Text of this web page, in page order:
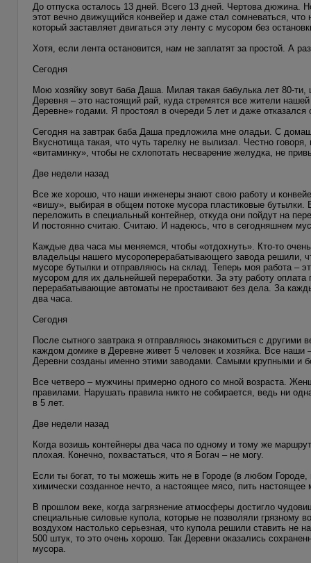
До отпуска осталось 13 дней. Всего 13 дней. Чертова дюжина.
этот вечно движущийся конвейер и даже стал сомневаться,
который заставляет двигаться эту ленту с мусором без
Хотя, если лента остановится, нам не заплатят за простой. А
Сегодня
Мою хозяйку зовут баба Даша. Милая такая бабулька лет 80-
Деревня – это настоящий рай, куда стремятся все жители
Деревне» годами. Я простоял в очереди 5 лет и даже отказался
Сегодня на завтрак баба Даша предложила мне оладьи. С
Вкуснотища такая, что чуть тарелку не вылизал. Честно
«витаминку», чтобы не схлопотать несварение желудка, не
Две недели назад
Все же хорошо, что наши инженеры знают свою работу и
«вишу», выбирая в общем потоке мусора пластиковые
переложить в специальный контейнер, откуда они пойдут на
И постоянно считаю. Считаю. И надеюсь, что в сегодняшнем
Каждые два часа мы меняемся, чтобы «отдохнуть». Кто-то
владельцы нашего мусороперерабатывающего завода решили,
мусоре бутылки и отправляюсь на склад. Теперь моя работа –
мусором для их дальнейшей переработки. За эту работу
перерабатывающие автоматы не простаивают без дела. За
два часа.
Сегодня
После сытного завтрака я отправляюсь знакомиться с
каждом домике в Деревне живет 5 человек и хозяйка. Все
Деревни созданы именно этими заводами. Самыми крупными и
Все четверо – мужчины примерно одного со мной возраста.
правилами. Нарушать правила никто не собирается, ведь ни
в 5 лет.
Две недели назад
Когда возишь контейнеры два часа по одному и тому же
плохая. Конечно, похвастаться, что я Богач – не могу.
Если ты богат, то ты можешь жить не в Городе (в любом
химически созданное нечто, а настоящее мясо, пить
В прошлом веке, когда загрязнение атмосферы достигло
специальные силовые купола, которые не позволяли грязному
воздухом настолько серьезная, что купола решили ставить не
500 штук, то это очень хорошо. Так Деревни оказались
мусора.